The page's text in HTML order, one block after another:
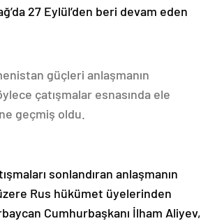
27 Eylül’den beri devam eden
güçleri anlaşmanın
çatışmalar esnasında ele
geçmiş oldu.
sonlandıran anlaşmanın
Rus hükümet üyelerinden
Cumhurbaşkanı İlham Aliyev,